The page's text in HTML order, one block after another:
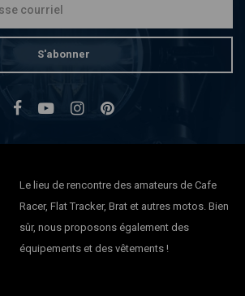
S'abonner
Le lieu de rencontre des amateurs de Cafe
Racer, Flat Tracker, Brat et autres motos. Bien
sûr, nous proposons également des
équipements et des vêtements !